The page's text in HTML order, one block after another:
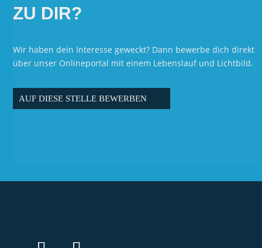
ZU DIR?
Wir haben dein Interesse geweckt? Dann bewerbe dich direkt
über unser Onlineportal mit einem Lebenslauf und Lichtbild.
AUF DIESE STELLE BEWERBEN